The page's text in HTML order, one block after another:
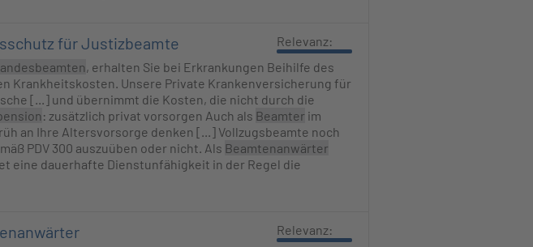
für Justizbeamte
Relevanz:
, erhalten Sie bei Erkrankungen Beihilfe des
Krankheitskosten. Unsere Private Krankenversicherung für
[...] und übernimmt die Kosten, die nicht durch die
: zusätzlich privat vorsorgen Auch als Beamter im
an Ihre Altersvorsorge denken [...] Vollzugsbeamte noch
PDV 300 auszuüben oder nicht. Als Beamtenanwärter
eine dauerhafte Dienstunfähigkeit in der Regel die
Relevanz: